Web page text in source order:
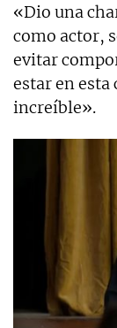
«Dio una
como actor,
evitar
estar en esta
increíble».